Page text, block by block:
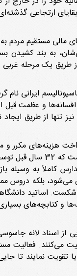
ارتجاعی
مستقیم مردم به
به بند کشیدن
از طریق یک مرحله
ایرانی نام
و عظمت قبل
از طریق ایجاد
هزینه‌های مکرر و
این منابع صرف بسیاری از کارهای شایسته و حمایت از
نظر مادی این‌گونه مدارس
می‌شود، بلکه دروس
شکست. اساتید
و کتابچه‌های بسیاری
از اسناد لانه
می‌کنند. فعالیت
نمایند تا جایی